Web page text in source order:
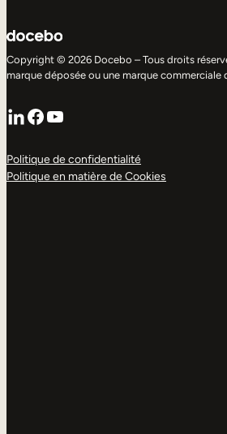
Copyright © 2026 Docebo – Tous droits
marque déposée ou une marque commerciale
LinkedIn
Facebook
YouTube
Politique de confidentialité
Politique en matière de Cookies